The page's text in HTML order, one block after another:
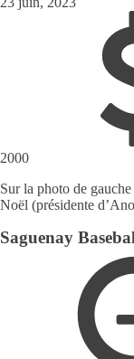
2000
Sur la photo de
Noël (présidente
Saguenay